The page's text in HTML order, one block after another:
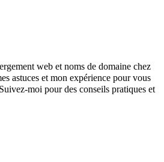
web et noms de domaine chez
astuces et mon expérience pour vous
moi pour des conseils pratiques et